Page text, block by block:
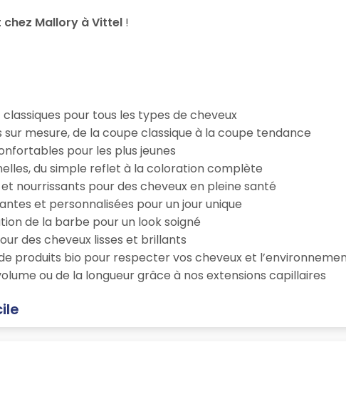
Mallory à Vittel !
pour tous les types de cheveux
mesure, de la coupe classique à la coupe tendance
pour les plus jeunes
du simple reflet à la coloration complète
nourrissants pour des cheveux en pleine santé
et personnalisées pour un jour unique
de la barbe pour un look soigné
des cheveux lisses et brillants
produits bio pour respecter vos cheveux et
ou de la longueur grâce à nos extensions capillaires